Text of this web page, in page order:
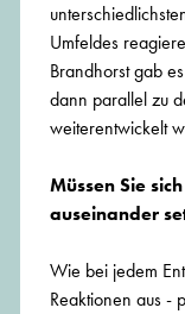
Umfeldes
Brandhorst gab
dann parallel zu
weiterentwickelt
Müssen Sie
auseinander
Wie bei jedem
Reaktionen aus -